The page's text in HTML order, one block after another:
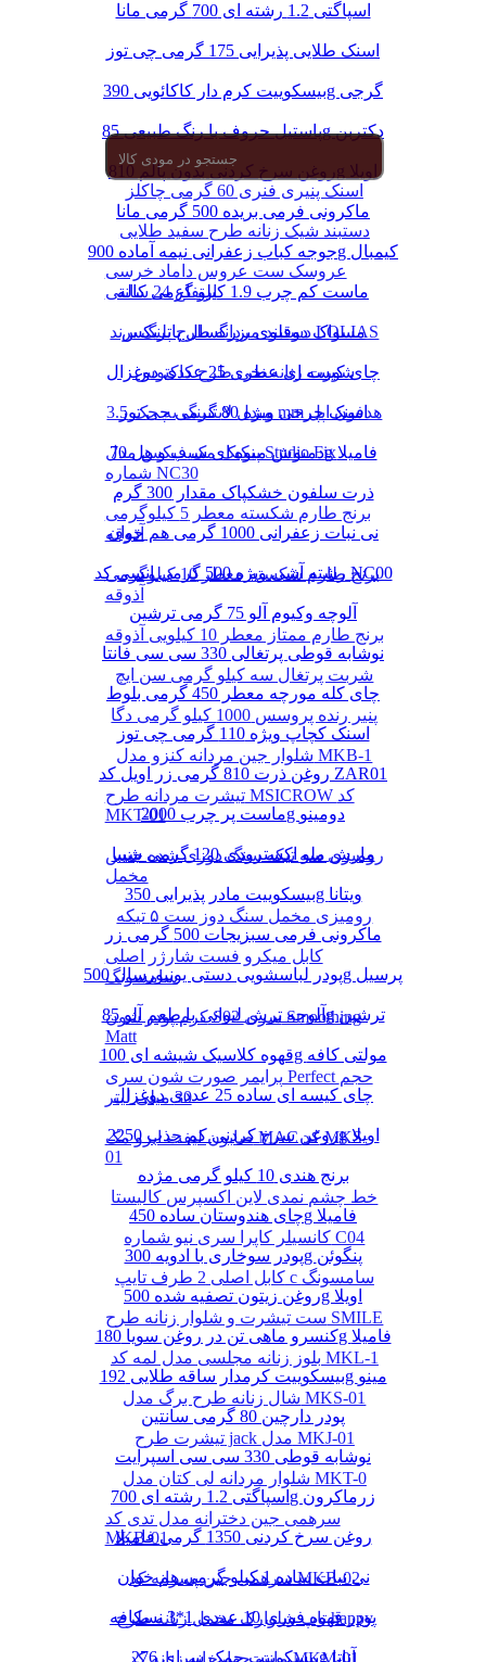
اسنک پنیری فنری 60 گرمی چاکلز
دستبند شیک زنانه طرح سفید طلایی
عروسک ست عروس داماد خرسی
ارتفاع 24 سانتی
دستبند مردانه طرح پلنگ برند LOLIAS
شورت زنانه نخی طرح کاکتوس
مبدل لایتنینگ به جک 3.5 mm هدفون اپل
پنکیک مک فیکس مدل Studio Fix
شماره NC30
برنج طارم شکسته معطر 5 کیلوگرمی
آذوقه
برنج طارم شکسته معطر 10 کیلوگرمی
آذوقه
برنج طارم ممتاز معطر 10 کیلویی آذوقه
شربت پرتغال سه کیلو گرمی سن ایچ
پنیر رنده پروسس 1000 کیلو گرمی دگا
شلوار جین مردانه کنزو مدل MKB-1
تیشرت مردانه طرح MSICROW کد
MKT-01
رومیزی سه تیکه سنگ دوزی شده جنس
مخمل
رومیزی مخمل سنگ دوز ست ۵ تیکه
کابل میکرو فست شارژر اصلی
سامسونگ
کرم پودر شون S02 سری Smoothing
Matt
پرایمر صورت شون سری Perfect حجم
30 میلی لیتر
صابون لیفت ابرو مک MAC کد MKS-
01
خط چشم نمدی لاین اکسپرس کالیستا
کانسیلر کاپرا سری نیو شماره C04
کابل اصلی 2 طرف تایپ c سامسونگ
ست تیشرت و شلوار زنانه طرح SMILE
بلوز زنانه مجلسی مدل لمه کد MKL-1
شال زنانه طرح برگ مدل MKS-01
تیشرت طرح jack مدل MKJ-01
شلوار مردانه لی کتان مدل MKT-0
سرهمی جین دخترانه مدل تدی کد
MKB-01
سرهمی جین پسرانه کد MKB-02
تاپ شلوارک مخمل زنانه طرح happy
مانتو چهارخانه زنانه کد MKM-01
اسپاگتی 1.2 رشته ای 700 گرمی مانا
اسنک طلایی پذیرایی 175 گرمی چی توز
بیسکوییت کرم دار کاکائویی 390g گرجی
پاستیل حروف با رنگ طبیعی 85g دکتربن
روغن سرخ کردنی بدون پالم 810g اویلا
ماکرونی فرمی بریده 500 گرمی مانا
جوجه کباب زعفرانی نیمه آماده 900g کیمبال
ماست کم چرب 1.9 کیلو گرمی کاله
مسواک دوقلوی بزرگسال پاتریکس
چای کیسه ای عطری 25 عددی دوغزال
اسنک چرخی ویژه 80 گرمی چی توز
دمنوش میوه ای سیب و هل 70g فامیلا
ذرت سلفون خشکپاک مقدار 300 گرم
نی نبات زعفرانی 1000 گرمی هم خوان
رشته آشی ویژه 500 گرمی انسی کد NC00
آلوچه وکیوم آلو 75 گرمی ترشین
نوشابه قوطی پرتغالی 330 سی سی فانتا
چای کله مورچه معطر 450 گرمی بلوط
اسنک کچاپ ویژه 110 گرمی چی توز
روغن ذرت 810 گرمی زر اویل کد ZAR01
ماست پر چرب 2000g دومینو
مارش ملو اکسترودی 120 گرمی شیبا
بیسکوییت مادر پذیرایی 350g ویتانا
ماکرونی فرمی سبزیجات 500 گرمی زر
پودر لباسشویی دستی یونیورسال 500g پرسیل
آلوچه ترش لیوانی با طعم آلو 85g ترشین
قهوه کلاسیک شیشه ای 100g مولتی کافه
چای کیسه ای ساده 25 عددی دوغزال
روغن سرخ کردنی کم جذب 2250g اویلا
برنج هندی 10 کیلو گرمی مژده
چای هندوستان ساده 450g فامیلا
پودر سوخاری با ادویه 300g پنگوئن
روغن زیتون تصفیه شده 500g اویلا
کنسرو ماهی تن در روغن سویا 180g فامیلا
بیسکوییت کرمدار ساقه طلایی 192g مینو
پودر دارچین 80 گرمی سانتین
نوشابه قوطی 330 سی سی اسپرایت
اسپاگتی 1.2 رشته ای 700g زرماکرون
روغن سرخ کردنی 1350 گرمی فامیلا
نی نبات ساده 1 کیلو گرمی هم خوان
پودر قهوه فوری 10 عددی 1*3 نسکافه
بیسکوییت چمک سرای 276g آناتا